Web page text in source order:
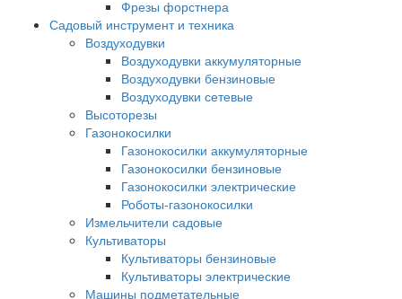
Фрезы форстнера
Садовый инструмент и техника
Воздуходувки
Воздуходувки аккумуляторные
Воздуходувки бензиновые
Воздуходувки сетевые
Высоторезы
Газонокосилки
Газонокосилки аккумуляторные
Газонокосилки бензиновые
Газонокосилки электрические
Роботы-газонокосилки
Измельчители садовые
Культиваторы
Культиваторы бензиновые
Культиваторы электрические
Машины подметательные